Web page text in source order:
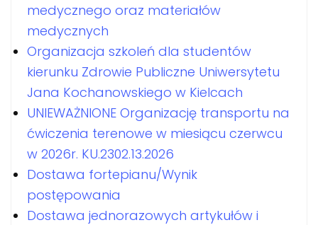
medycznego oraz materiałów
medycznych
Organizacja szkoleń dla studentów
kierunku Zdrowie Publiczne Uniwersytetu
Jana Kochanowskiego w Kielcach
UNIEWAŻNIONE Organizację transportu na
ćwiczenia terenowe w miesiącu czerwcu
w 2026r. KU.2302.13.2026
Dostawa fortepianu/Wynik
postępowania
Dostawa jednorazowych artykułów i